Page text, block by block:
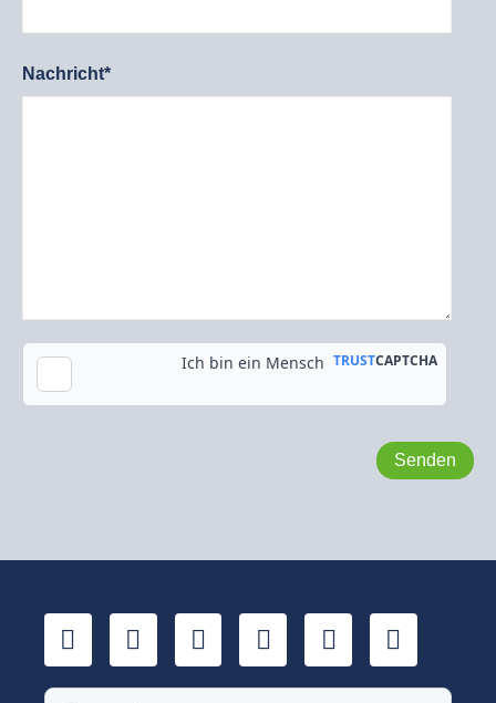
Nachricht*
Kopie an meine E-Mail-Adresse senden
LinkedInYouTube
Xing Facebook
Twitter